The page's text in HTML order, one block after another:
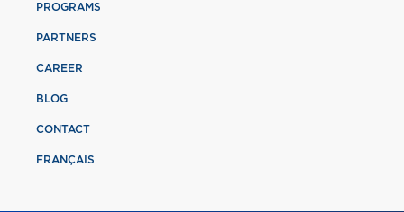
PROGRAMS
PARTNERS
CAREER
BLOG
CONTACT
FRANÇAIS